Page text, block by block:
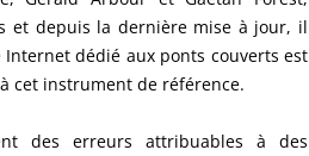
et depuis la dernière mise à jour, il
dédié aux ponts couverts est
cet instrument de référence.
des erreurs attribuables à des